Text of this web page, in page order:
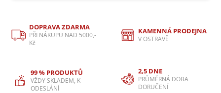
DOPRAVA ZDARMA
PŘI NÁKUPU NAD 5000,-
Kč
KAMENNÁ PRODEJNA
V OSTRAVĚ
99 % PRODUKTŮ
VŽDY SKLADEM, K
ODESLÁNÍ
2,5 DNE
PRŮMĚRNÁ DOBA
DORUČENÍ